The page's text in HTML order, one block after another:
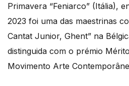
Primavera “Feniarco” (Itália),
2023 foi uma das maestrinas
Cantat Junior, Ghent” na
distinguida com o prémio
Movimento Arte